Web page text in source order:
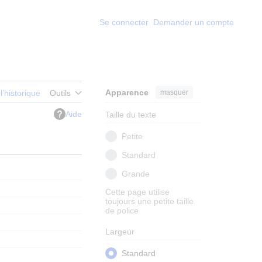
Se connecter Demander un compte
Outils Apparence masquer
Taille du texte
Petite
Standard
Grande
Cette page utilise
toujours une petite taille
de police
Largeur
Standard
Aide